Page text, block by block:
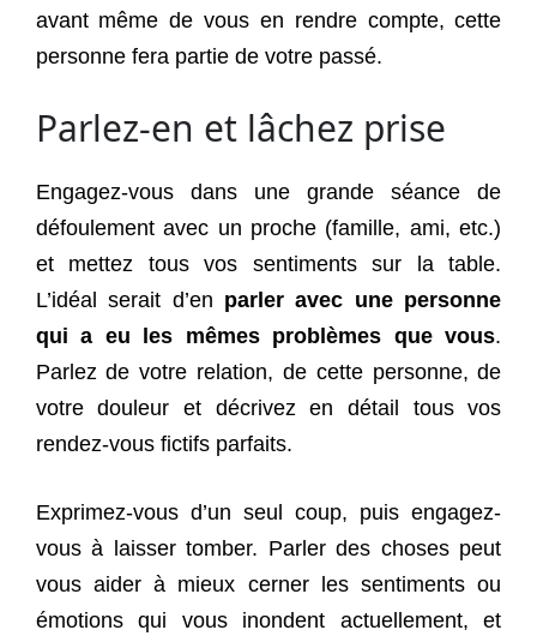
avant même de vous en rendre compte, cette
personne fera partie de votre passé.
Parlez-en et lâchez prise
Engagez-vous dans une grande séance de
défoulement avec un proche (famille, ami, etc.)
et mettez tous vos sentiments sur la table.
L’idéal serait d’en parler avec une personne
qui a eu les mêmes problèmes que vous.
Parlez de votre relation, de cette personne, de
votre douleur et décrivez en détail tous vos
rendez-vous fictifs parfaits.
Exprimez-vous d’un seul coup, puis engagez-
vous à laisser tomber. Parler des choses peut
vous aider à mieux cerner les sentiments ou
émotions qui vous inondent actuellement, et